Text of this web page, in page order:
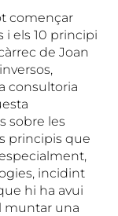
començar
i els 10 principi
de Joan
consultoria
sobre les
principis que
incidint
hi ha avui
muntar una